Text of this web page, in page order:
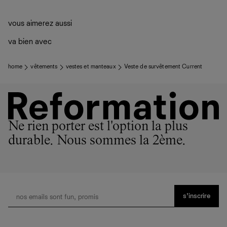
vous aimerez aussi
va bien avec
home vêtements vestes et manteaux Veste de survêtement Current
Ne rien porter est l'option la plus
durable. Nous sommes la 2ème.
s’inscrire